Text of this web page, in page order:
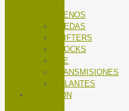
FRENOS
RUEDAS
SHIFTERS
SHOCKS
TEE
TRANSMISIONES
VOLANTES
NUTRICIÓN